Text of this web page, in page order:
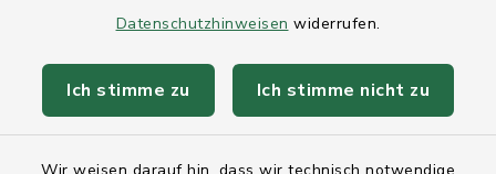
Datenschutzhinweisen widerrufen.
Ich stimme zu Ich stimme nicht zu
Kontakt